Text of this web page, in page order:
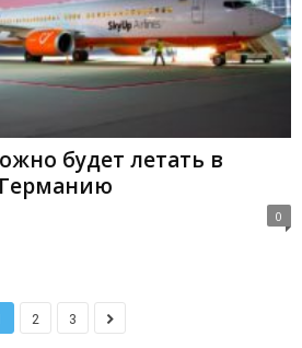
будет летать в
0
2 3